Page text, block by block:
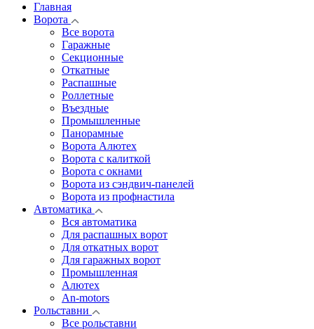
Главная
Ворота
Все ворота
Гаражные
Секционные
Откатные
Распашные
Роллетные
Въездные
Промышленные
Панорамные
Ворота Алютех
Ворота с калиткой
Ворота c окнами
Ворота из сэндвич-панелей
Ворота из профнастила
Автоматика
Вся автоматика
Для распашных ворот
Для откатных ворот
Для гаражных ворот
Промышленная
Алютех
An-motors
Рольставни
Все рольставни